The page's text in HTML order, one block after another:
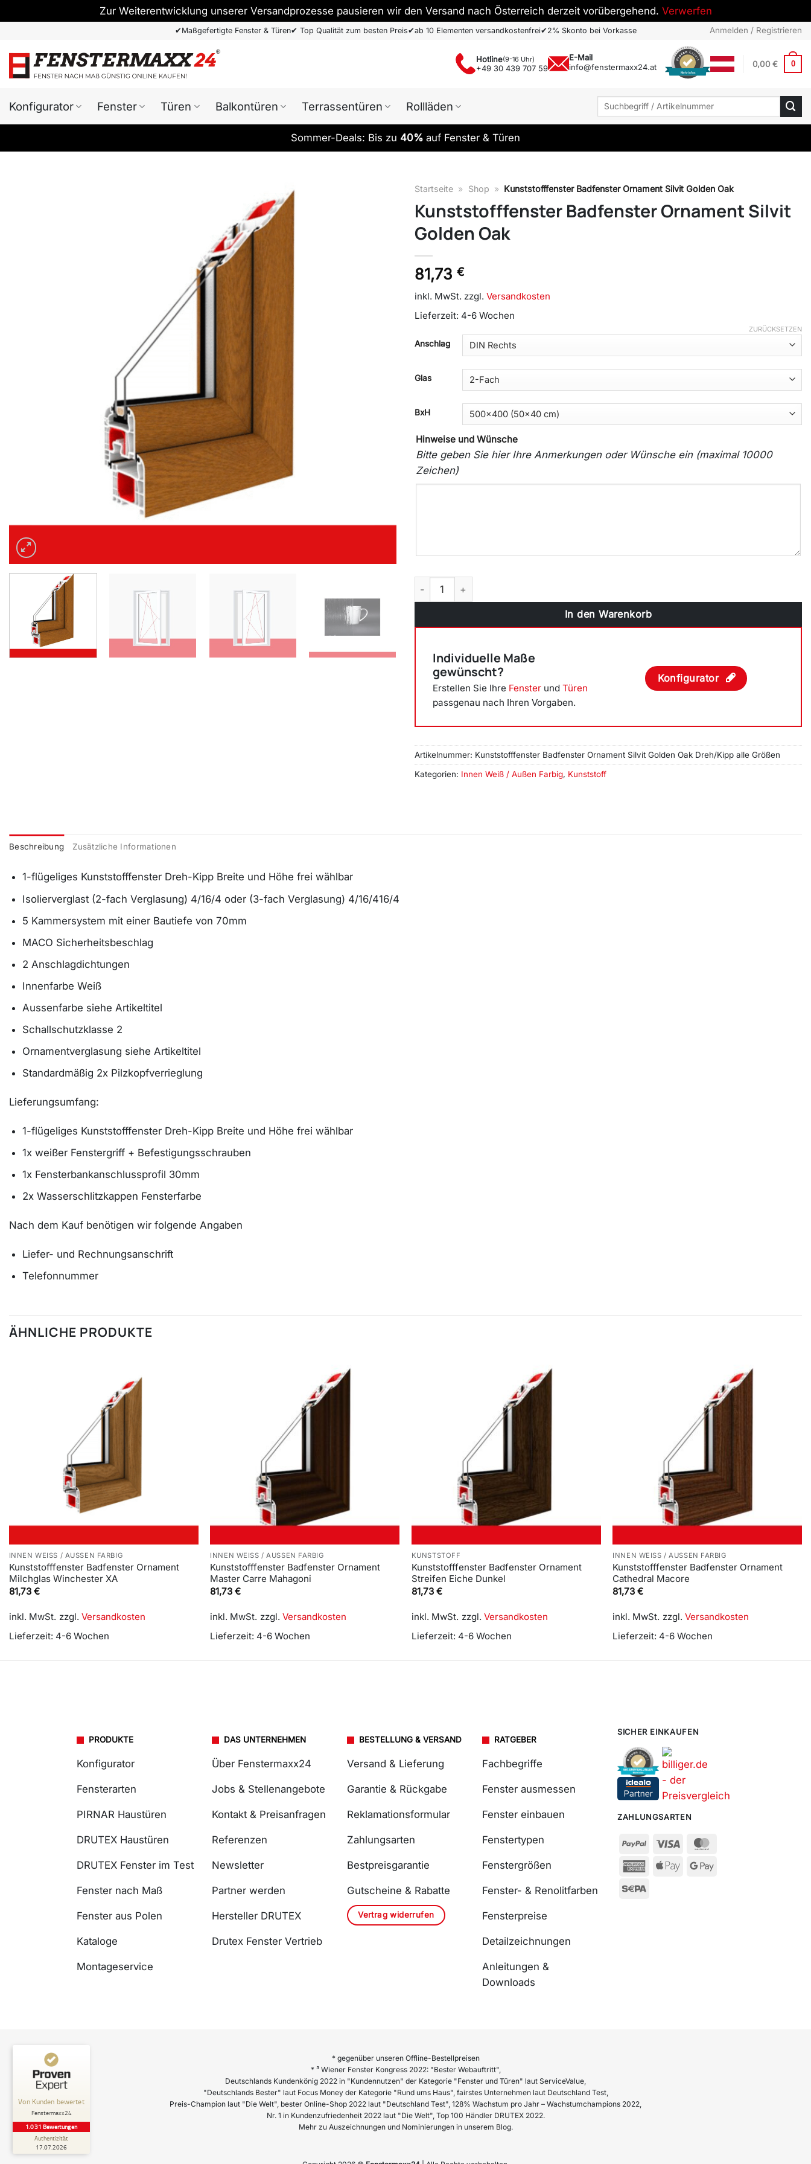
Zur Weiterentwicklung unserer Versandprozesse pausieren wir den Versand nach Österreich derzeit vorübergehend. Verwerfen
springen
✔Maßgefertigte Fenster & Türen✔ Top Qualität zum besten Preis✔ab 10 Elementen versandkostenfrei✔2% Skonto bei Vorkasse Anmelden / Registrieren
Hotline(9-16 Uhr)
+49 30 439 707 59
E-Mail
info@fenstermaxx24.at
Mehr Infos
0,00€ 0
Konfigurator Fenster Türen Balkontüren Terrassentüren Rollläden
Suchen
Sommer-Deals: Bis zu 40% auf Fenster & Türen
Startseite » Shop » Kunststofffenster Badfenster Ornament Silvit Golden Oak
Kunststofffenster Badfenster Ornament Silvit
Golden Oak
81,73 €
inkl. MwSt. zzgl. Versandkosten
Lieferzeit: 4-6 Wochen
Anschlag
Glas
BxH
ZURÜCKSETZEN
Hinweise und Wünsche
Bitte geben Sie hier Ihre Anmerkungen oder Wünsche ein (maximal 10000
Zeichen)
Kunststofffenster Badfenster Ornament Silvit Golden Oak Menge
In den Warenkorb
Individuelle Maße
gewünscht?
Erstellen Sie Ihre Fenster und Türen
passgenau nach Ihren Vorgaben.
Konfigurator
Artikelnummer: Kunststofffenster Badfenster Ornament Silvit Golden Oak Dreh/Kipp alle Größen
Kategorien: Innen Weiß / Außen Farbig, Kunststoff
Beschreibung Zusätzliche Informationen
1-flügeliges Kunststofffenster Dreh-Kipp Breite und Höhe frei wählbar
Isolierverglast (2-fach Verglasung) 4/16/4 oder (3-fach Verglasung) 4/16/416/4
5 Kammersystem mit einer Bautiefe von 70mm
MACO Sicherheitsbeschlag
2 Anschlagdichtungen
Innenfarbe Weiß
Aussenfarbe siehe Artikeltitel
Schallschutzklasse 2
Ornamentverglasung siehe Artikeltitel
Standardmäßig 2x Pilzkopfverrieglung
Lieferungsumfang:
1-flügeliges Kunststofffenster Dreh-Kipp Breite und Höhe frei wählbar
1x weißer Fenstergriff + Befestigungsschrauben
1x Fensterbankanschlussprofil 30mm
2x Wasserschlitzkappen Fensterfarbe
Nach dem Kauf benötigen wir folgende Angaben
Liefer- und Rechnungsanschrift
Telefonnummer
ÄHNLICHE PRODUKTE
INNEN WEISS / AUSSEN FARBIG
Kunststofffenster Badfenster Ornament
Milchglas Winchester XA
81,73 €
inkl. MwSt. zzgl. Versandkosten
Lieferzeit: 4-6 Wochen
INNEN WEISS / AUSSEN FARBIG
Kunststofffenster Badfenster Ornament
Master Carre Mahagoni
81,73€
inkl. MwSt. zzgl.Versandkosten
Lieferzeit: 4-6 Wochen
KUNSTSTOFF
Kunststofffenster Badfenster Ornament
Streifen Eiche Dunkel
81,73 €
inkl. MwSt. zzgl. Versandkosten
Lieferzeit: 4-6 Wochen
INNEN WEISS / AUSSEN FARBIG
Kunststofffenster Badfenster Ornament
Cathedral Macore
81,73€
inkl. MwSt. zzgl.Versandkosten
Lieferzeit: 4-6 Wochen
PRODUKTE
Konfigurator
Fensterarten
PIRNAR Haustüren
DRUTEX Haustüren
DRUTEX Fenster im Test
Fenster nach Maß
Fenster aus Polen
Kataloge
Montageservice
DAS UNTERNEHMEN
Über Fenstermaxx24
Jobs & Stellenangebote
Kontakt & Preisanfragen
Referenzen
Newsletter
Partner werden
Hersteller DRUTEX
Drutex Fenster Vertrieb
BESTELLUNG & VERSAND
Versand & Lieferung
Garantie & Rückgabe
Reklamationsformular
Zahlungsarten
Bestpreisgarantie
Gutscheine & Rabatte
Vertrag widerrufen
RATGEBER
Fachbegriffe
Fenster ausmessen
Fenster einbauen
Fenstertypen
Fenstergrößen
Fenster- & Renolitfarben
Fensterpreise
Detailzeichnungen
Anleitungen &
Downloads
SICHER EINKAUFEN
ZAHLUNGSARTEN
* gegenüber unseren Offline-Bestellpreisen
* ³ Wiener Fenster Kongress 2022: "Bester Webauftritt",
Deutschlands Kundenkönig 2022 in "Kundennutzen" der Kategorie "Fenster und Türen" laut ServiceValue,
"Deutschlands Bester" laut Focus Money der Kategorie "Rund ums Haus", fairstes Unternehmen laut Deutschland Test,
Preis-Champion laut "Die Welt", bester Online-Shop 2022 laut "Deutschland Test", 128% Wachstum pro Jahr – Wachstumchampions 2022,
Nr. 1 in Kundenzufriedenheit 2022 laut "Die Welt", Top 100 Händler DRUTEX 2022.
Mehr zu Auszeichnungen und Nominierungen in unserem Blog.